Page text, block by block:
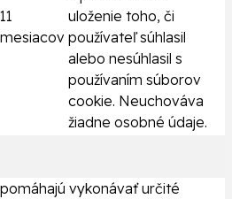
11
mesiacov
uloženie toho, či
používateľ súhlasil
alebo nesúhlasil s
používaním súborov
cookie. Neuchováva
žiadne osobné údaje.
vykonávať určité